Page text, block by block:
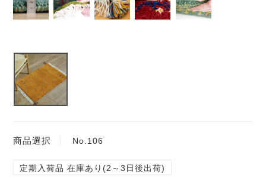
商品選択 No.106
定期入荷品 在庫あり(2～3日後出荷)